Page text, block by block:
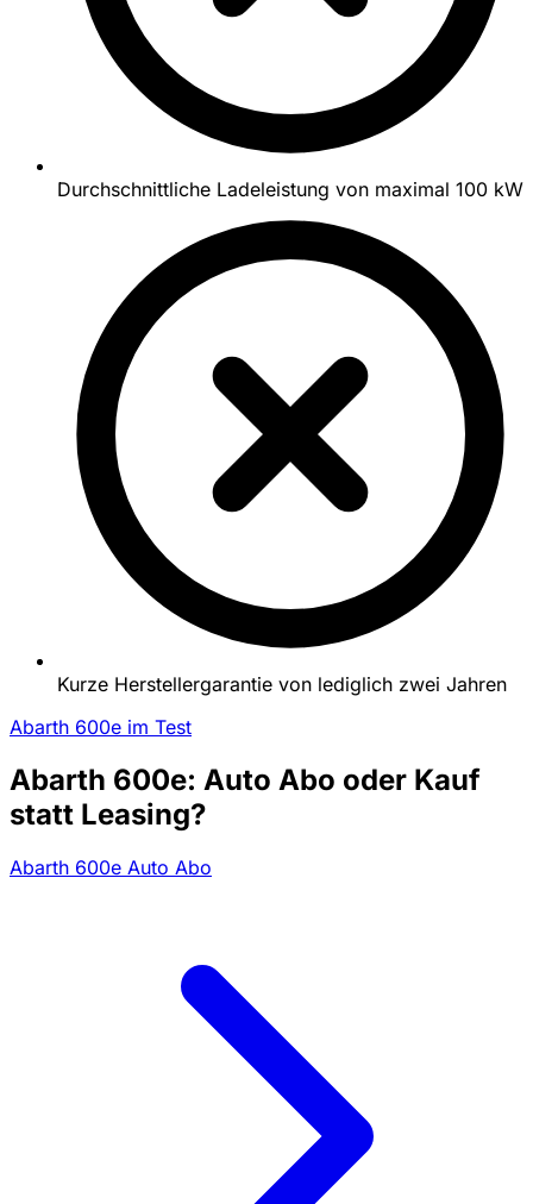
Durchschnittliche Ladeleistung von maximal 100 kW
Kurze Herstellergarantie von lediglich zwei Jahren
Abarth 600e im Test
Abarth 600e: Auto Abo oder Kauf
statt Leasing?
Abarth 600e Auto Abo